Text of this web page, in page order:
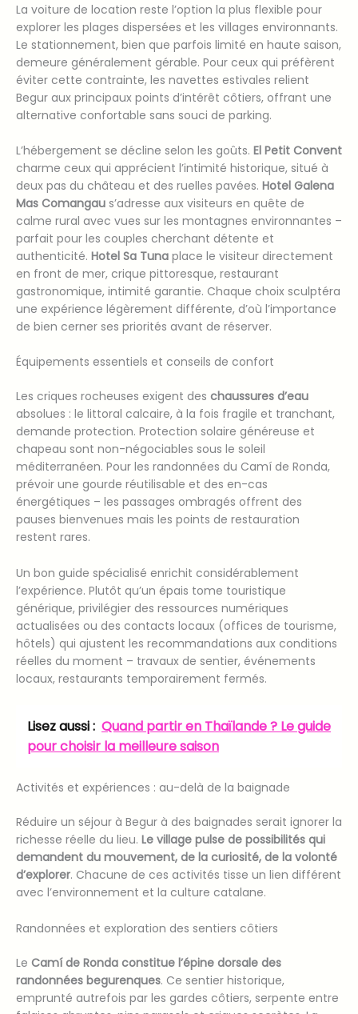
La voiture de location reste l’option la plus flexible pour
explorer les plages dispersées et les villages environnants.
Le stationnement, bien que parfois limité en haute saison,
demeure généralement gérable. Pour ceux qui préfèrent
éviter cette contrainte, les navettes estivales relient
Begur aux principaux points d’intérêt côtiers, offrant une
alternative confortable sans souci de parking.
L’hébergement se décline selon les goûts. El Petit Convent
charme ceux qui apprécient l’intimité historique, situé à
deux pas du château et des ruelles pavées. Hotel Galena
Mas Comangau s’adresse aux visiteurs en quête de
calme rural avec vues sur les montagnes environnantes –
parfait pour les couples cherchant détente et
authenticité. Hotel Sa Tuna place le visiteur directement
en front de mer, crique pittoresque, restaurant
gastronomique, intimité garantie. Chaque choix sculptéra
une expérience légèrement différente, d’où l’importance
de bien cerner ses priorités avant de réserver.
Équipements essentiels et conseils de confort
Les criques rocheuses exigent des chaussures d’eau
absolues : le littoral calcaire, à la fois fragile et tranchant,
demande protection. Protection solaire généreuse et
chapeau sont non-négociables sous le soleil
méditerranéen. Pour les randonnées du Camí de Ronda,
prévoir une gourde réutilisable et des en-cas
énergétiques – les passages ombragés offrent des
pauses bienvenues mais les points de restauration
restent rares.
Un bon guide spécialisé enrichit considérablement
l’expérience. Plutôt qu’un épais tome touristique
générique, privilégier des ressources numériques
actualisées ou des contacts locaux (offices de tourisme,
hôtels) qui ajustent les recommandations aux conditions
réelles du moment – travaux de sentier, événements
locaux, restaurants temporairement fermés.
Lisez aussi : Quand partir en Thaïlande ? Le guide
pour choisir la meilleure saison
Activités et expériences : au-delà de la baignade
Réduire un séjour à Begur à des baignades serait ignorer la
richesse réelle du lieu. Le village pulse de possibilités qui
demandent du mouvement, de la curiosité, de la volonté
d’explorer. Chacune de ces activités tisse un lien différent
avec l’environnement et la culture catalane.
Randonnées et exploration des sentiers côtiers
Le Camí de Ronda constitue l’épine dorsale des
randonnées begurenques. Ce sentier historique,
emprunté autrefois par les gardes côtiers, serpente entre